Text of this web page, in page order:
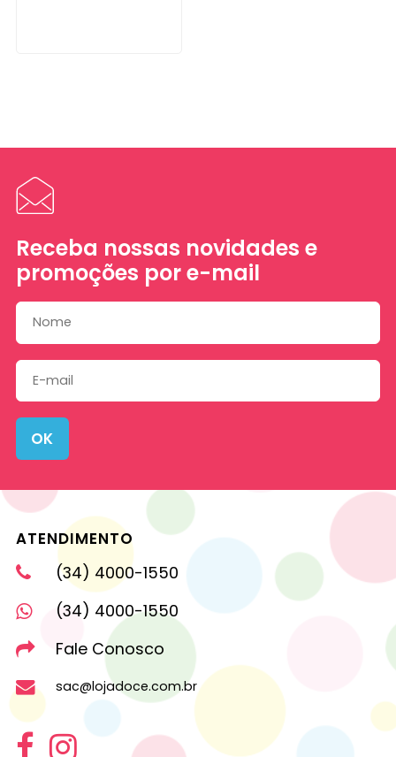
Receba nossas novidades e
promoções por e-mail
OK
ATENDIMENTO
(34) 4000-1550
(34) 4000-1550
Fale Conosco
sac@lojadoce.com.br